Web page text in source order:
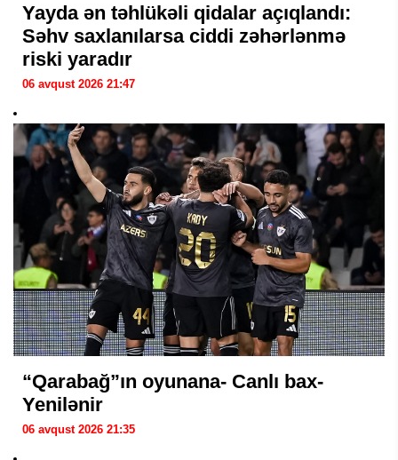
Yayda ən təhlükəli qidalar açıqlandı:
Səhv saxlanılarsa ciddi zəhərlənmə
riski yaradır
06 avqust 2026 21:47
“Qarabağ”ın oyunana- Canlı bax-
Yenilənir
06 avqust 2026 21:35